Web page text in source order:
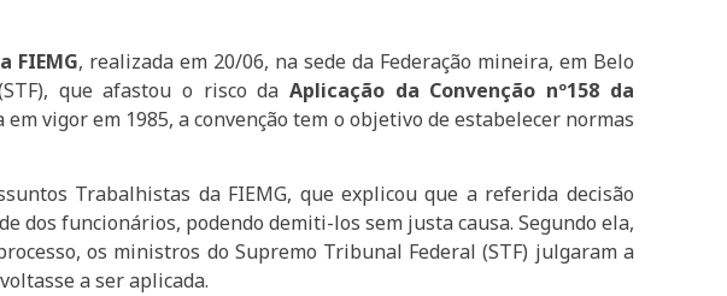
FIEMG, realizada em 20/06, na sede da Federação mineira, em Belo
que afastou o risco daAplicação da Convenção nº158 da
vigor em 1985, a convenção tem o objetivo de estabelecer normas
Trabalhistas da FIEMG, que explicou que a referida decisão
funcionários, podendo demiti-los sem justa causa. Segundo ela,
os ministros do Supremo Tribunal Federal (STF) julgaram a
a ser aplicada.